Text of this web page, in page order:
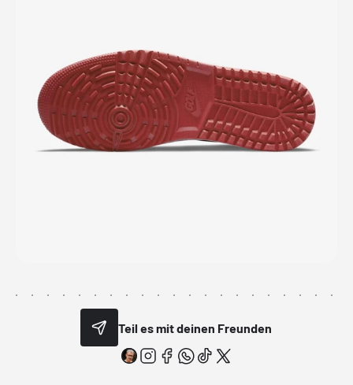
Teil es mit deinen Freunden